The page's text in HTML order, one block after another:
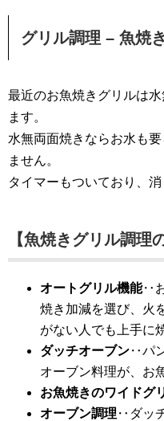
グリル調理 – 魚焼
最近のお魚焼きグリルは
ます。
水無両面焼きならお水も
ません。
タイマーもついており、
【魚焼きグリル調理
オートグリル機能‥
焼き加減を選び、火
がない人でも上手に
ダッチオーブン‥パ
オーブン料理が、お
お魚焼きのワイドグ
オーブン調理 ‥ダッ